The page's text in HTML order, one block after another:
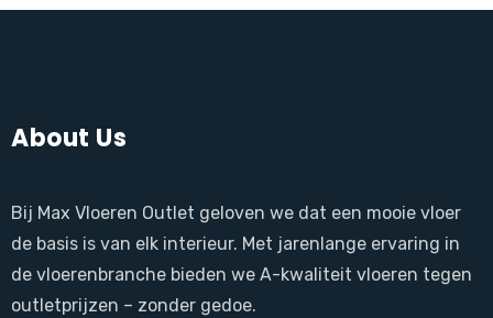
About Us
Bij Max Vloeren Outlet geloven we dat een mooie vloer
de basis is van elk interieur. Met jarenlange ervaring in
de vloerenbranche bieden we A-kwaliteit vloeren tegen
outletprijzen – zonder gedoe.